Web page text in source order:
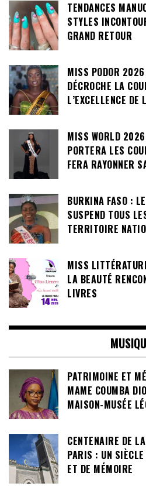
TENDANCES
STYLES
GRAND RETOUR
MISS PODOR
DÉCROCHE LA
L’EXCELLENCE DE
MISS WORLD
PORTERA LES
FERA RAYONNER
BURKINA FASO :
SUSPEND TOUS
TERRITOIRE
MISS
LA BEAUTÉ
LIVRES
PATRIMOINE ET
MAME COUMBA
MAISON-MUSÉE
CENTENAIRE DE
PARIS : UN
ET DE MÉMOIRE